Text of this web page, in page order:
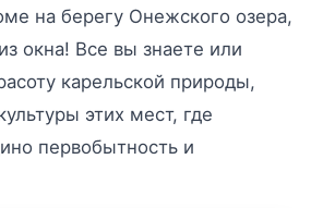
на берегу Онежского озера,
окна! Все вы знаете или
карельской природы,
этих мест, где
первобытность и